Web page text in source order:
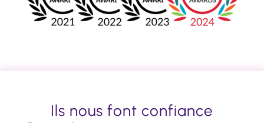
Ils nous font confiance